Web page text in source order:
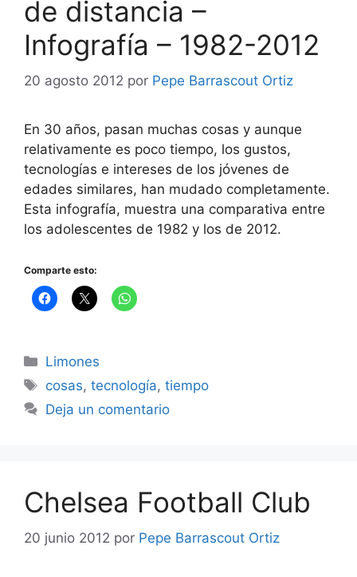
de distancia –
Infografía – 1982-2012
20 agosto 2012 por Pepe Barrascout Ortiz
En 30 años, pasan muchas cosas y aunque
relativamente es poco tiempo, los gustos,
tecnologías e intereses de los jóvenes de
edades similares, han mudado completamente.
Esta infografía, muestra una comparativa entre
los adolescentes de 1982 y los de 2012.
Comparte esto:
Categorías
Limones
Etiquetas
cosas,tecnología,tiempo
Deja un comentario
Chelsea Football Club
20 junio 2012 por Pepe Barrascout Ortiz